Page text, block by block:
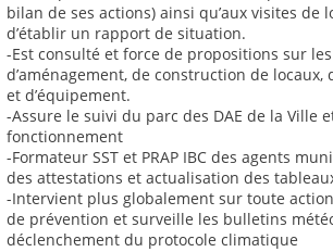
bilan de ses actions) ainsi qu’aux visites de
d’établir un rapport de situation.
-Est consulté et force de propositions sur
d’aménagement, de construction de locaux,
et d’équipement.
-Assure le suivi du parc des DAE de la Ville
fonctionnement
-Formateur SST et PRAP IBC des agents
des attestations et actualisation des
-Intervient plus globalement sur toute
de prévention et surveille les bulletins
déclenchement du protocole climatique